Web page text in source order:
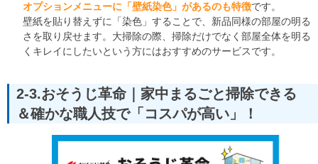
オプションメニューに「壁紙染色」があるのも特徴です。
壁紙を貼り替えずに「染色」することで、新品同様の部屋の明る
さを取り戻せます。大掃除の際、掃除だけでなく部屋全体を明る
くキレイにしたいという方にはおすすめのサービスです。
2-3.おそうじ革命｜家中まるごと掃除できる
＆確かな職人技で「コスパが高い」！